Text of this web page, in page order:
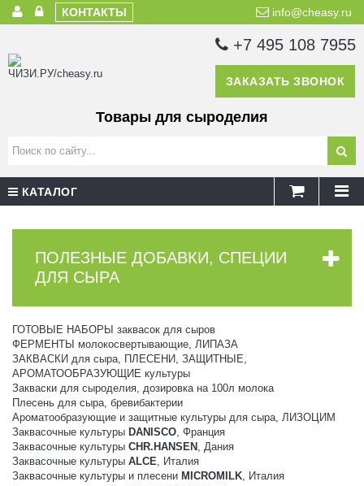
КОНТАКТЫ info@cheasy.ru
+7 495 108 7955
ЗАКАЗАТЬ ЗВОНОК
Товары для сыроделия
КАТАЛОГ
ПОЛЕЗНЫЕ ДОБАВКИ, СПЕЦИИ
ДЛЯ СЫРА
ГОТОВЫЕ НАБОРЫ заквасок для сыров
ФЕРМЕНТЫ молокосвертывающие, ЛИПАЗА
ЗАКВАСКИ для сыра, ПЛЕСЕНИ, ЗАЩИТНЫЕ,
АРОМАТООБРАЗУЮЩИЕ культуры
Закваски для сыроделия, дозировка на 100л молока
Плесень для сыра, бревибактерии
Ароматообразующие и защитные культуры для сыра, ЛИЗОЦИМ
Заквасочные культуры DANISCO, Франция
Заквасочные культуры CHR.HANSEN , Дания
Заквасочные культуры ALCE, Италия
Заквасочные культуры и плесени MICROMILK, Италия